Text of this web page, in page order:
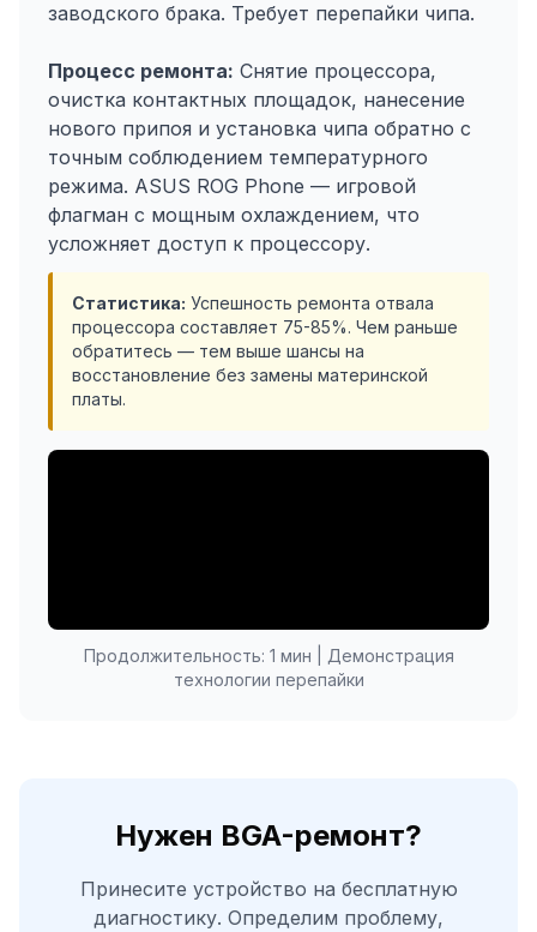
заводского брака. Требует перепайки чипа.
Процесс ремонта: Снятие процессора,
очистка контактных площадок, нанесение
нового припоя и установка чипа обратно с
точным соблюдением температурного
режима. ASUS ROG Phone — игровой
флагман с мощным охлаждением, что
усложняет доступ к процессору.
Статистика: Успешность ремонта отвала
процессора составляет 75-85%. Чем раньше
обратитесь — тем выше шансы на
восстановление без замены материнской
платы.
Продолжительность: 1 мин | Демонстрация
технологии перепайки
Нужен BGA-ремонт?
Принесите устройство на бесплатную
диагностику. Определим проблему,